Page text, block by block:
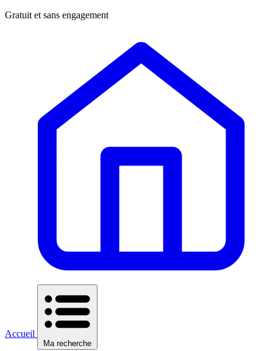
Gratuit et sans engagement
Accueil
Ma recherche